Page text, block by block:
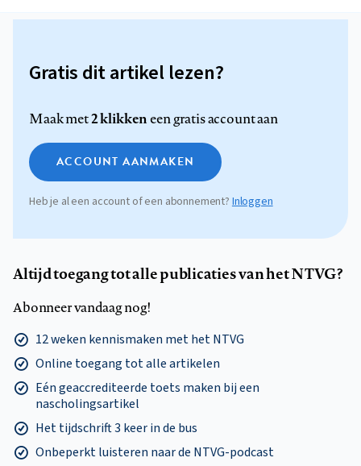
Gratis dit artikel lezen?
Maak met2 klikkeneen gratis account aan
ACCOUNT AANMAKEN
Heb je al een account of een abonnement? Inloggen
Altijd toegang tot alle publicaties van het NTVG?
Abonneer vandaag nog!
12 weken kennismaken met het NTVG
Online toegang tot alle artikelen
Eén geaccrediteerde toets maken bij een
nascholingsartikel
Het tijdschrift 3 keer in de bus
Onbeperkt luisteren naar de NTVG-podcast